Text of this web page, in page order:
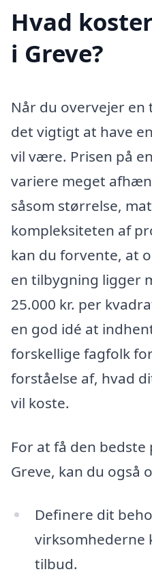
Hvad
i Greve?
Når du overvejer en
det vigtigt at have
vil være. Prisen på
variere meget
såsom størrelse,
kompleksiteten af
kan du forvente, at
en tilbygning ligger
25.000 kr. per
en god idé at
forskellige fagfolk
forståelse af, hvad
vil koste.
For at få den
Greve, kan du også
Definere dit
virksomhederne
tilbud.